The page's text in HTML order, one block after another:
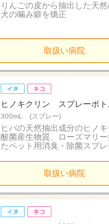
りんごの皮から抽出した天
犬の噛み癖を矯正
取扱い病院
ヒノキクリン スプレーボト
300mL (スプレー)
ヒバの天然抽出成分のヒノ
酸菌産生物質、ローズマリ
たペット用消臭・除菌スプレ
取扱い病院